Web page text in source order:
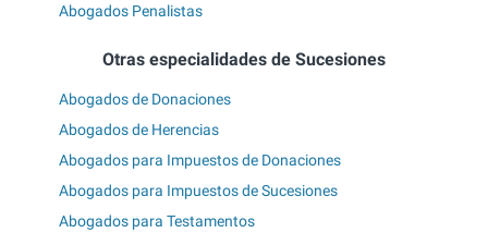
Abogados Penalistas
Otras especialidades de Sucesiones
Abogados de Donaciones
Abogados de Herencias
Abogados para Impuestos de Donaciones
Abogados para Impuestos de Sucesiones
Abogados para Testamentos